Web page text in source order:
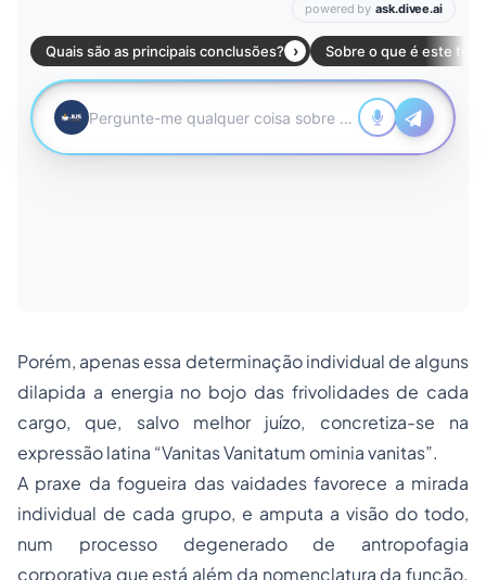
Porém, apenas essa determinação individual de alguns
dilapida a energia no bojo das frivolidades de cada
cargo, que, salvo melhor juízo, concretiza-se na
expressão latina “Vanitas Vanitatum ominia vanitas”.
A praxe da fogueira das vaidades favorece a mirada
individual de cada grupo, e amputa a visão do todo,
num processo degenerado de antropofagia
corporativa que está além da nomenclatura da função.